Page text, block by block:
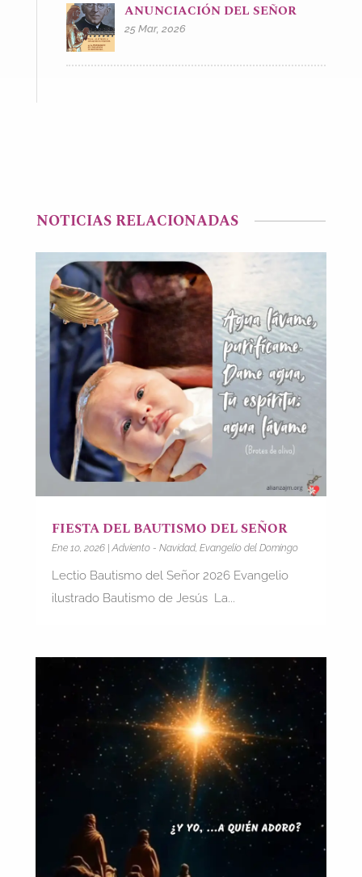
ANUNCIACIÓN DEL SEÑOR
25 Mar, 2026
NOTICIAS RELACIONADAS
FIESTA DEL BAUTISMO DEL SEÑOR
Ene 10, 2026|Adviento - Navidad, Evangelio del Domingo
Lectio Bautismo del Señor 2026 Evangelio
ilustrado Bautismo de Jesús La...